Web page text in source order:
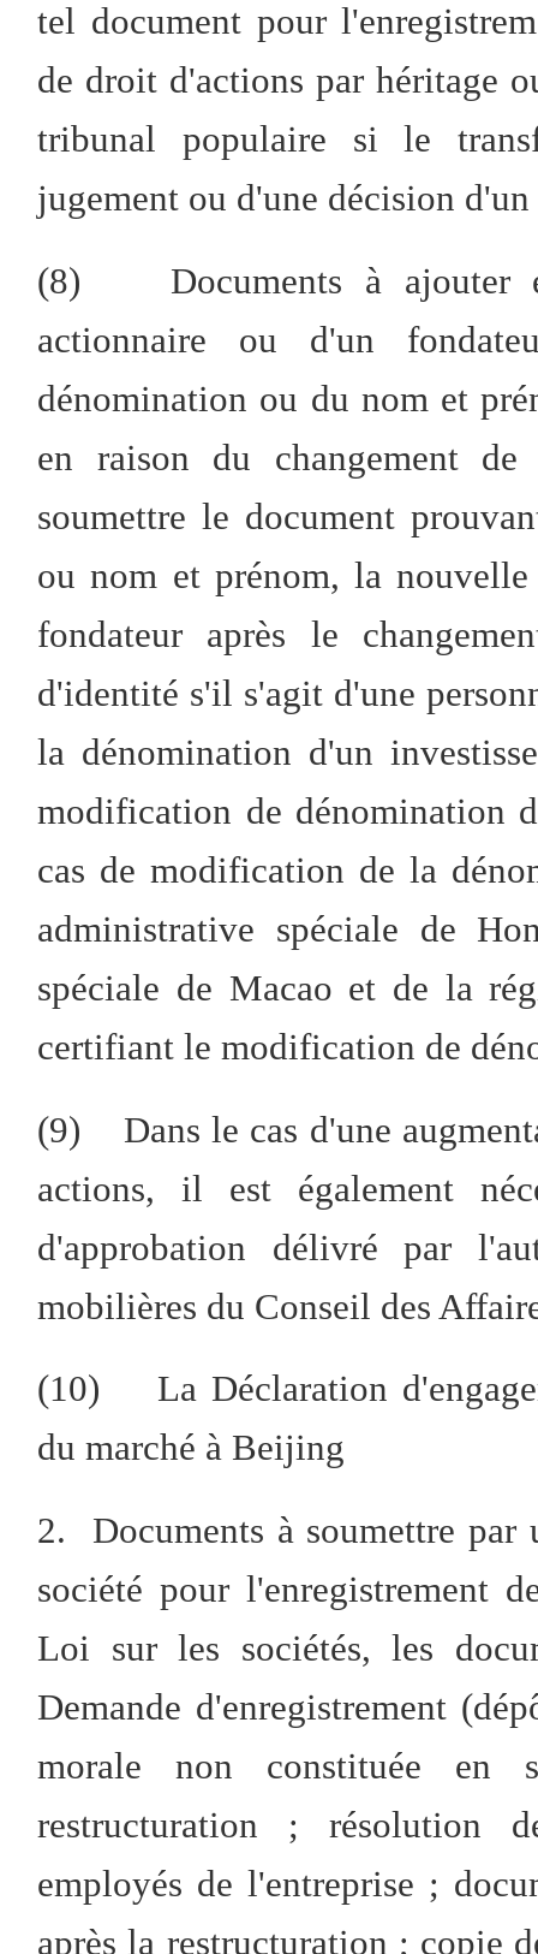
tel document pour
de droit d'actions par héritage
tribunal populaire si le
jugement ou d'une décision
(8)
Documents à
actionnaire ou d'un
dénomination ou du nom et
en raison du changement
soumettre le document
ou nom et prénom, la
fondateur après le
d'identité s'il s'agit d'une
la dénomination d'un
modification de dénomination
cas de modification de la
administrative spéciale de
spéciale de Macao et de la
certifiant le modification de
(9)
Dans le cas d'une
actions, il est également
d'approbation délivré par
mobilières du Conseil des
(10) La Déclaration
du marché à Beijing
2. Documents à soumettre par
société pour l'enregistrement
Loi sur les sociétés, les
Demande d'enregistrement
morale non constituée en
restructuration ; résolution
employés de l'entreprise ;
après la restructuration ; copie